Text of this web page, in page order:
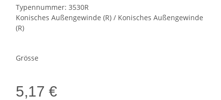
Typennummer: 3530R
Konisches Außengewinde (R) / Konisches Außengewinde
(R)
Grösse
5,17 €